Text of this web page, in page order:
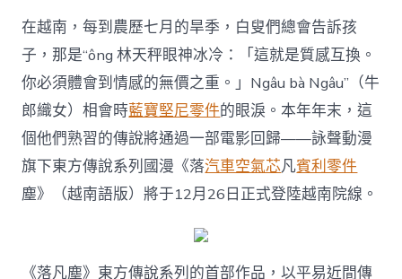
南
定
檔，
繼
OSDER
奧
斯
德
零
件
報
之
在越南，每到農歷七月的旱季，白叟們總會告訴孩
子，那是“ông 林天秤眼神冰冷：「這就是質感互換。
你必須體會到情感的無價之重。」Ngâu bà Ngâu”（牛
郎織女）相會時藍寶堅尼零件的眼淚。本年年末，這
個他們熟習的傳說將通過一部電影回歸——詠聲動漫
旗下東方傳說系列國漫《落汽車空氣芯凡賓利零件
塵》（越南語版）將于12月26日正式登陸越南院線。
《落凡塵》東方傳說系列的首部作品，以平易近間傳